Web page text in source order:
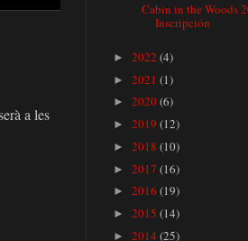
a les
Cabin in the Woods
Inscripción
► 2022 (4)
► 2021 (1)
► 2020(6)
► 2019 (12)
► 2018 (10)
► 2017 (16)
► 2016 (19)
► 2015 (14)
► 2014 (25)